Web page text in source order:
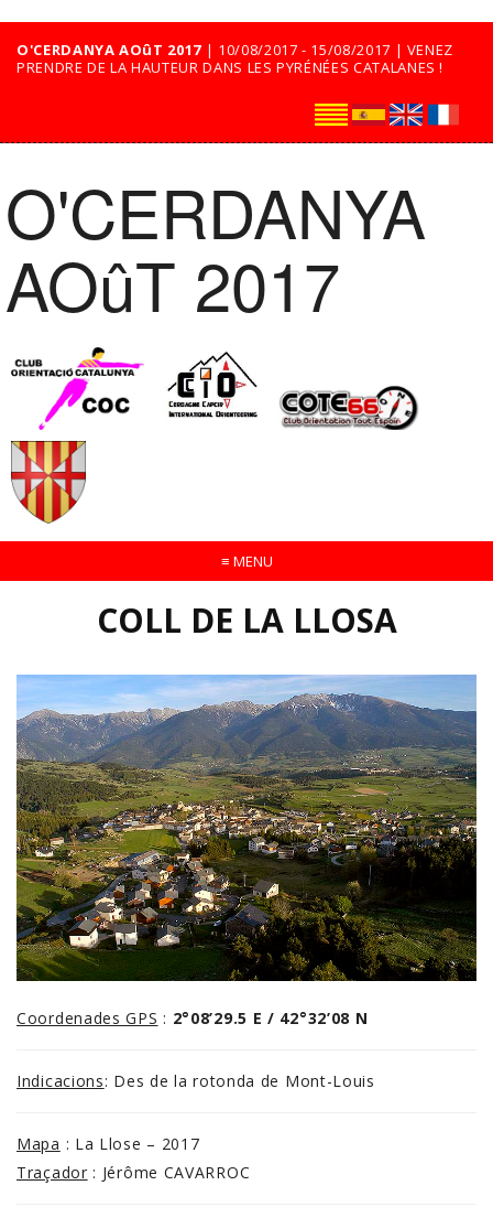
O'CERDANYA AOûT 2017 | 10/08/2017 - 15/08/2017 | VENEZ
PRENDRE DE LA HAUTEUR DANS LES PYRÉNÉES CATALANES !
O'CERDANYA
AOûT 2017
≡ MENU
COLL DE LA LLOSA
Coordenades GPS : 2°08’29.5 E / 42°32’08 N
Indicacions: Des de la rotonda de Mont-Louis
Mapa : La Llose – 2017
Traçador : Jérôme CAVARROC